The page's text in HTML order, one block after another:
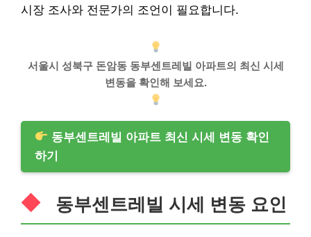
시장 조사와 전문가의 조언이 필요합니다.
서울시 성북구 돈암동 동부센트레빌 아파트의 최신 시세
변동을 확인해 보세요.
동부센트레빌 아파트 최신 시세 변동 확인
하기
동부센트레빌 시세 변동 요인